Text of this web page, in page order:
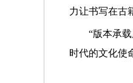
力让书写在古
“版本承
时代的文化使